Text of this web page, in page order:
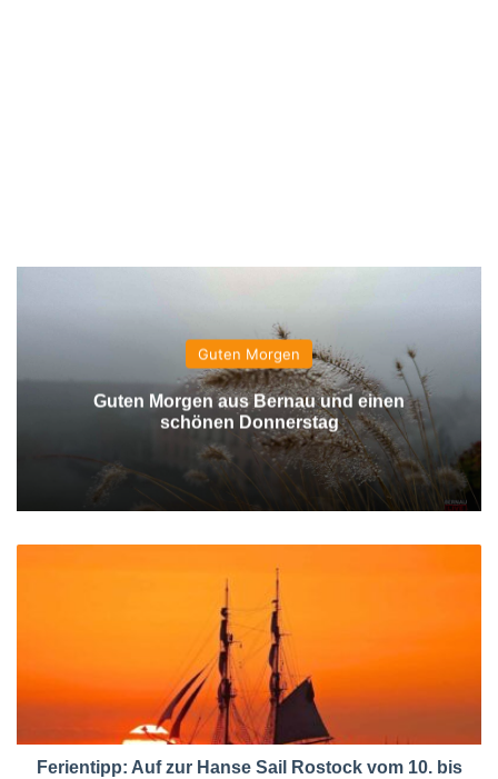
Guten Morgen
Guten Morgen aus Bernau und einen
schönen Donnerstag
Ferientipp: Auf zur Hanse Sail Rostock vom 10. bis